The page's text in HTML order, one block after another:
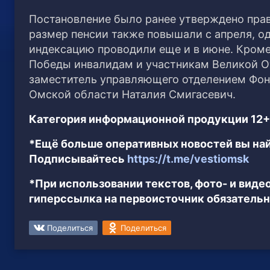
Постановление было ранее утверждено
размер пенсии также повышали с апреля,
индексацию проводили еще и в июне.
Победы инвалидам и участникам Великой
заместитель управляющего отделением
Омской области Наталия Смигасевич.
Категория информационной продукции 12+
*Ещё больше оперативных новостей вы
Подписывайтесь https://t.me/vestiomsk
*При использовании текстов, фото- и
гиперссылка на первоисточник
Поделиться Поделиться